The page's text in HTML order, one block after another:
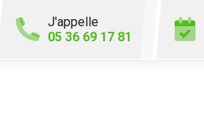
J'appelle
05 36 69 17 81